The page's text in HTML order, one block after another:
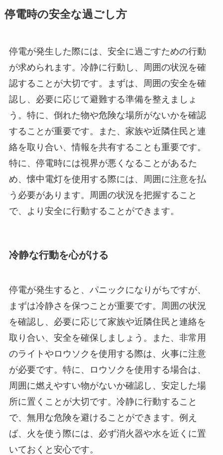
停電時の安全な過ごし方
停電が発生した際には、安全に過ごすための行動
が求められます。冷静に行動し、周囲の状況を確
認することが大切です。まずは、周囲の安全を確
認し、必要に応じて避難する準備を整えましょ
う。特に、倒れた物や危険な場所がないかを確認
することが重要です。また、家族や近隣住民と連
絡を取り合い、情報を共有することも重要です。
特に、停電時には視界が悪くなることがあるた
め、懐中電灯を使用する際には、周囲に注意を払
う必要があります。周囲の状況を把握すること
で、より安全に行動することができます。
冷静な行動を心がける
停電が発生すると、パニックになりがちですが、
まずは冷静さを保つことが重要です。周囲の状況
を確認し、必要に応じて家族や近隣住民と連絡を
取り合い、安全を確保しましょう。また、非常用
のライトやロウソクを使用する際は、火事に注意
が必要です。特に、ロウソクを使用する場合は、
周囲に燃えやすい物がないか確認し、安定した場
所に置くことが大切です。冷静に行動すること
で、無用な危険を避けることができます。例え
ば、火を使う際には、必ず消火器や水を近くに置
いておくと安心です。